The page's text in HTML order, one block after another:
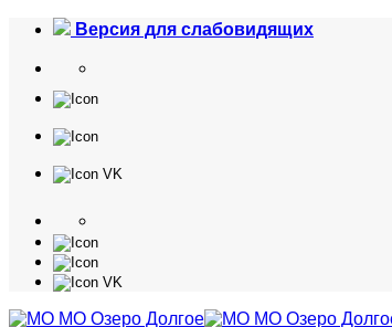
Skip
content
Версия для слабовидящих